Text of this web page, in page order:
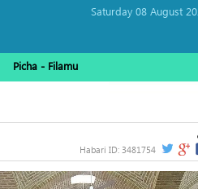
Picha‎ - Filamu‎
Sayed Seneti
Habari ID: 3481754